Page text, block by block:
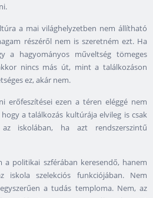
a mai világhelyzetben nem állítható
részéről nem is szeretném ezt. Ha
a hagyományos műveltség tömeges
nincs más út, mint a találkozáson
ez, akár nem.
erőfeszítései ezen a téren eléggé nem
a találkozás kultúrája elvileg is csak
iskolában, ha azt rendszerszintű
a politikai szférában keresendő, hanem
iskola szelekciós funkciójában. Nem
a tudás temploma. Nem, az